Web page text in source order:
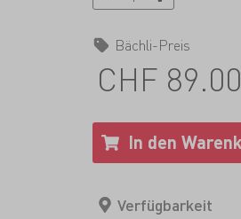
Bächli-Preis
CHF 89.00